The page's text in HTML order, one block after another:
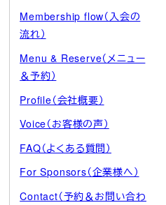
Membership flow（入会の
流れ）
Menu & Reserve（メニュー
＆予約）
Profile（会社概要）
Voice（お客様の声）
FAQ（よくある質問）
For Sponsors（企業様へ）
Contact（予約＆お問い合わ